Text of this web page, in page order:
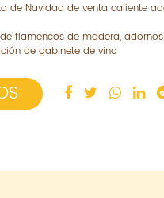
de Navidad de venta caliente
flamencos de madera,
de gabinete de vino